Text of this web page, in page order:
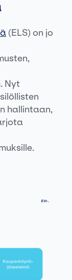
(ELS) on jo
Nyt
hallintaan,